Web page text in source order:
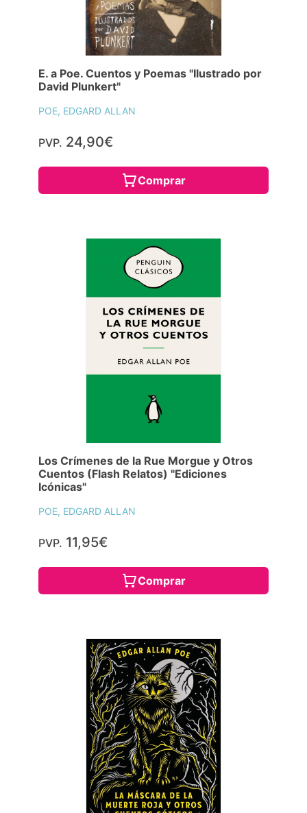
E. a Poe. Cuentos y Poemas "Ilustrado por
David Plunkert"
POE, EDGARD ALLAN
PVP. 24,90€
Comprar
Los Crímenes de la Rue Morgue y Otros
Cuentos (Flash Relatos) "Ediciones
Icónicas"
POE, EDGARD ALLAN
PVP. 11,95€
Comprar